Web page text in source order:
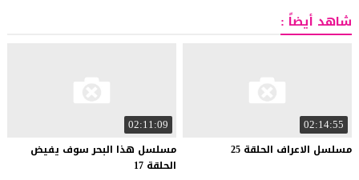
شاهد أيضاً :
02:14:55
مسلسل الاعراف الحلقة 25
02:11:09
مسلسل هذا البحر سوف يفيض
الحلقة 17